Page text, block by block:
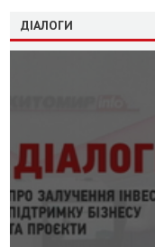
ДІАЛОГИ